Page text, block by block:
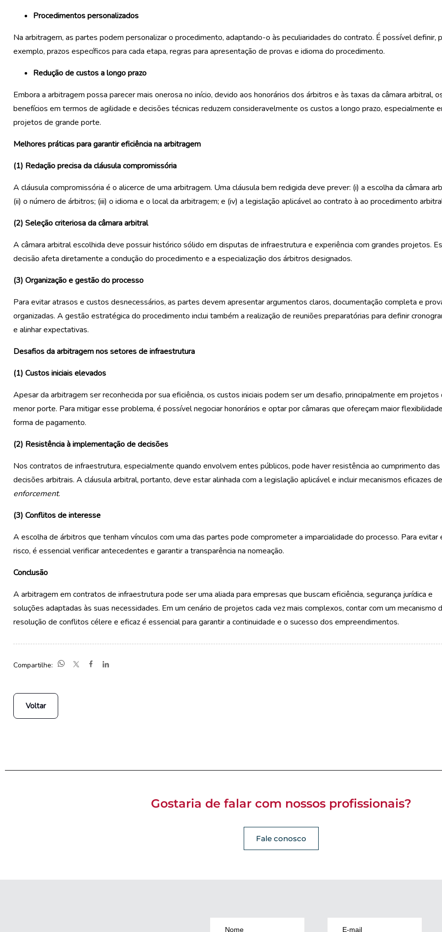
Procedimentos personalizados
Na arbitragem, as partes podem personalizar o procedimento, adaptando-o às peculiaridades do contrato. É possível definir,
exemplo, prazos específicos para cada etapa, regras para apresentação de provas e idioma do procedimento.
Redução de custos a longo prazo
Embora a arbitragem possa parecer mais onerosa no início, devido aos honorários dos árbitros e às taxas da câmara arbitral,
benefícios em termos de agilidade e decisões técnicas reduzem consideravelmente os custos a longo prazo, especialmente
projetos de grande porte.
Melhores práticas para garantir eficiência na arbitragem
(1) Redação precisa da cláusula compromissória
A cláusula compromissória é o alicerce de uma arbitragem. Uma cláusula bem redigida deve prever: (i) a escolha da câmara
(ii) o número de árbitros; (iii) o idioma e o local da arbitragem; e (iv) a legislação aplicável ao contrato à ao procedimento
(2) Seleção criteriosa da câmara arbitral
A câmara arbitral escolhida deve possuir histórico sólido em disputas de infraestrutura e experiência com grandes projetos.
decisão afeta diretamente a condução do procedimento e a especialização dos árbitros designados.
(3) Organização e gestão do processo
Para evitar atrasos e custos desnecessários, as partes devem apresentar argumentos claros, documentação completa e
organizadas. A gestão estratégica do procedimento inclui também a realização de reuniões preparatórias para definir
e alinhar expectativas.
Desafiosda arbitragem nos setores de infraestrutura
(1) Custos iniciais elevados
Apesar da arbitragem ser reconhecida por sua eficiência, os custos iniciais podem ser um desafio, principalmente em projetos
menor porte. Para mitigar esse problema, é possível negociar honorários e optar por câmaras que ofereçam maior
forma de pagamento.
(2) Resistência à implementação de decisões
Nos contratos de infraestrutura, especialmente quando envolvem entes públicos, pode haver resistência ao cumprimento das
decisões arbitrais. A cláusula arbitral, portanto, deve estar alinhada com a legislação aplicável e incluir mecanismos eficazes de
enforcement.
(3) Conflitos de interesse
A escolha de árbitros que tenham vínculos com uma das partes pode comprometer a imparcialidade do processo. Para evitar
risco, é essencial verificar antecedentes e garantir a transparência na nomeação.
Conclusão
A arbitragem em contratos de infraestrutura pode ser uma aliada para empresas que buscam eficiência, segurança jurídica e
soluções adaptadas às suas necessidades. Em um cenário de projetos cada vez mais complexos, contar com um mecanismo
resolução de conflitos célere e eficaz é essencial para garantir a continuidade e o sucesso dos empreendimentos.
Compartilhe:
Voltar
Gostaria de falar com nossos profissionais?
Fale conosco